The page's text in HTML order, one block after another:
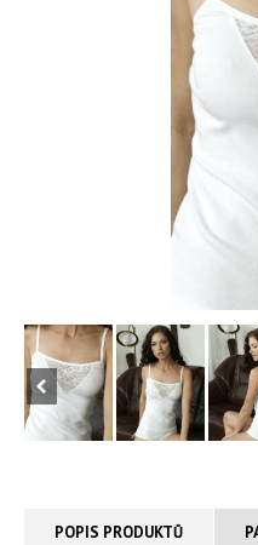
POPIS PRODUKTŮ